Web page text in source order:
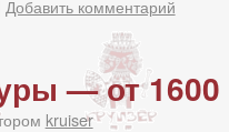
Добавить комментарий
— от 1600
kruiser